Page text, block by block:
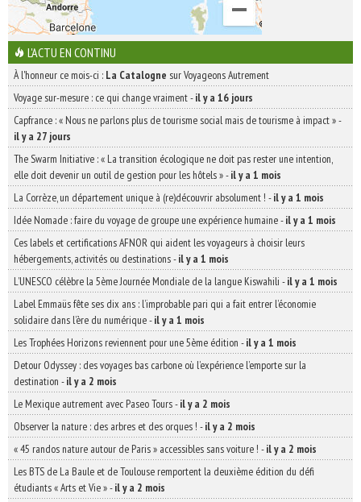
L'ACTU EN CONTINU
À l'honneur ce mois-ci : La Catalogne sur Voyageons Autrement
Voyage sur-mesure : ce qui change vraiment-il y a 16 jours
Capfrance : « Nous ne parlons plus de tourisme social mais de tourisme à impact »-
il y a 27 jours
The Swarm Initiative : « La transition écologique ne doit pas rester une intention,
elle doit devenir un outil de gestion pour les hôtels »-il y a 1 mois
La Corrèze, un département unique à (re)découvrir absolument ! -il y a 1 mois
Idée Nomade : faire du voyage de groupe une expérience humaine-il y a 1 mois
Ces labels et certifications AFNOR qui aident les voyageurs à choisir leurs
hébergements, activités ou destinations-il y a 1 mois
L’UNESCO célèbre la 5ème Journée Mondiale de la langue Kiswahili -il y a 1 mois
Label Emmaüs fête ses dix ans : l’improbable pari qui a fait entrer l’économie
solidaire dans l’ère du numérique-il y a 1 mois
Les Trophées Horizons reviennent pour une 5ème édition -il y a 1 mois
Detour Odyssey : des voyages bas carbone où l’expérience l’emporte sur la
destination -il y a 2 mois
Le Mexique autrement avec Paseo Tours-il y a 2 mois
Observer la nature : des arbres et des orques ! -il y a 2 mois
« 45 randos nature autour de Paris » accessibles sans voiture ! -il y a 2 mois
Les BTS de La Baule et de Toulouse remportent la deuxième édition du défi
étudiants « Arts et Vie »-il y a 2 mois